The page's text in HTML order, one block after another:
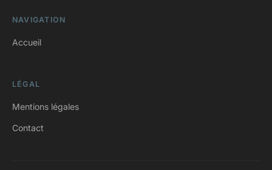
NAVIGATION
Accueil
LÉGAL
Mentions légales
Contact